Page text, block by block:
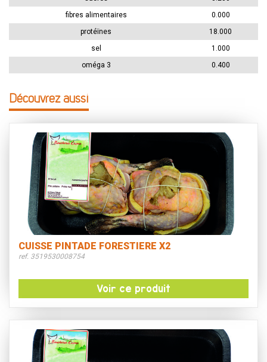
fibres alimentaires
0.000
protéïnes
18.000
sel
1.000
oméga 3
0.400
Découvrez aussi
CUISSE PINTADE FORESTIERE X2
ref. 3519530008754
Voir ce produit